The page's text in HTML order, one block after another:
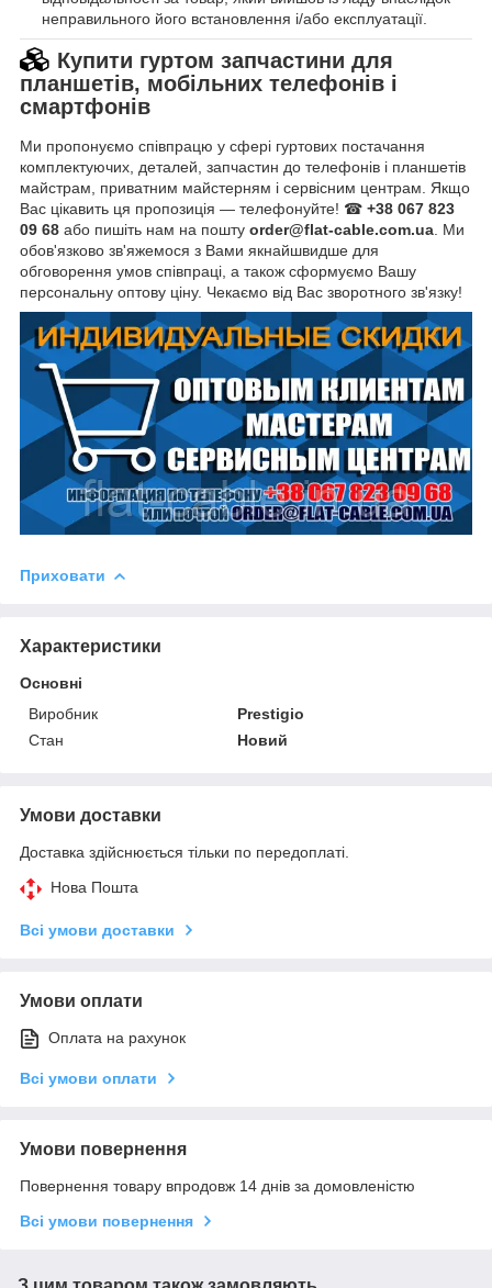
неправильного його встановлення і/або експлуатації.
Купити гуртом запчастини для
планшетів, мобільних телефонів і
смартфонів
Ми пропонуємо співпрацю у сфері гуртових постачання
комплектуючих, деталей, запчастин до телефонів і планшетів
майстрам, приватним майстерням і сервісним центрам. Якщо
Вас цікавить ця пропозиція — телефонуйте! ☎ +38 067 823
09 68 або пишіть нам на пошту order@flat-cable.com.ua . Ми
обов'язково зв'яжемося з Вами якнайшвидше для
обговорення умов співпраці, а також сформуємо Вашу
персональну оптову ціну. Чекаємо від Вас зворотного зв'язку!
Приховати
Характеристики
Основні
Виробник
Prestigio
Стан
Новий
Умови доставки
Доставка здійснюється тільки по передоплаті.
Нова Пошта
Всі умови доставки
Умови оплати
Оплата на рахунок
Всі умови оплати
Умови повернення
Повернення товару впродовж 14 днів за домовленістю
Всі умови повернення